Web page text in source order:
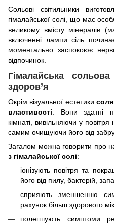
Сольові світильники
гімалайської солі, що має
великому вмісту мінералів
включенні лампи сіль
моментально заспокоює
відпочинок.
Гімалайська
здоров’я
Окрім візуальної естетики
властивості . Вони здатні
кімнаті, вивільняючи у
самим очищуючи його від
Загалом можна говорити про
з гімалайської солі:
іонізують повітря та
його від пилу, бактерій,
сприяють зменшенню
рахунок більш здорового
полегшують симптоми